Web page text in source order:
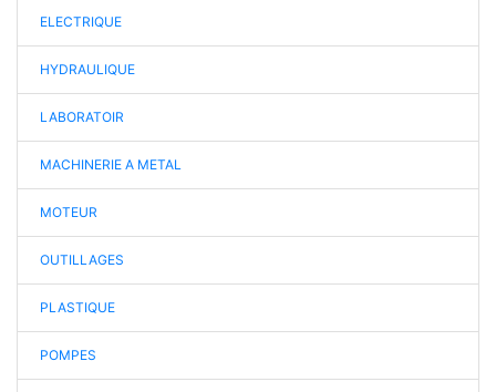
ELECTRIQUE
HYDRAULIQUE
LABORATOIR
MACHINERIE A METAL
MOTEUR
OUTILLAGES
PLASTIQUE
POMPES